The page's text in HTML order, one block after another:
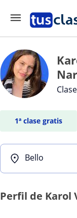
1ª clase gratis
Bello
Perfil de Karol